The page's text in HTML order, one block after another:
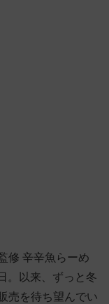
修 辛辛魚らーめ
。以来、ずっと冬
売を待ち望んでい